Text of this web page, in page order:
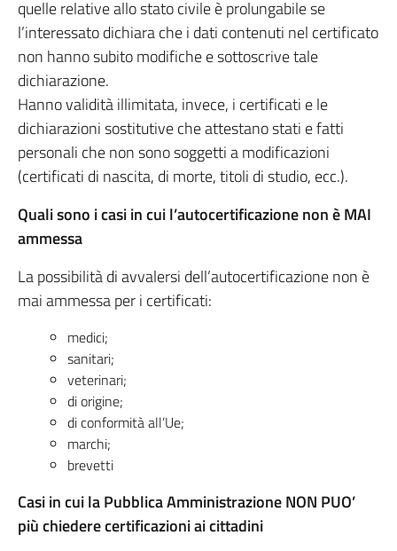
quelle relative allo stato civile è prolungabile se
l’interessato dichiara che i dati contenuti nel certificato
non hanno subito modifiche e sottoscrive tale
dichiarazione.
Hanno validità illimitata, invece, i certificati e le
dichiarazioni sostitutive che attestano stati e fatti
personali che non sono soggetti a modificazioni
(certificati di nascita, di morte, titoli di studio, ecc.).
Quali sono i casi in cui l’autocertificazione non è MAI
ammessa
La possibilità di avvalersi dell’autocertificazione non è
mai ammessa per i certificati:
medici;
sanitari;
veterinari;
di origine;
di conformità all’Ue;
marchi;
brevetti
Casi in cui la Pubblica Amministrazione NON PUO’
più chiedere certificazioni ai cittadini